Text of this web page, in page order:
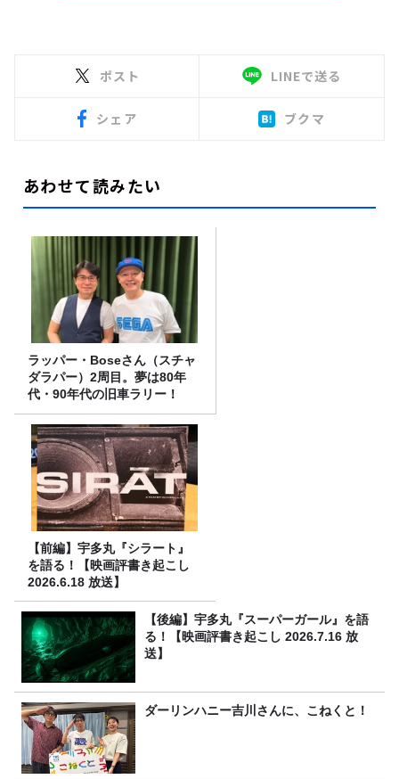
ポスト LINEで送る
シェア ブクマ
あわせて読みたい
ラッパー・Boseさん（スチャ
ダラパー）2周目。夢は80年
代・90年代の旧車ラリー！
【前編】宇多丸『シラート』
を語る！【映画評書き起こし
2026.6.18 放送】
【後編】宇多丸『スーパーガール』を語
る！【映画評書き起こし 2026.7.16 放
送】
ダーリンハニー吉川さんに、こねくと！